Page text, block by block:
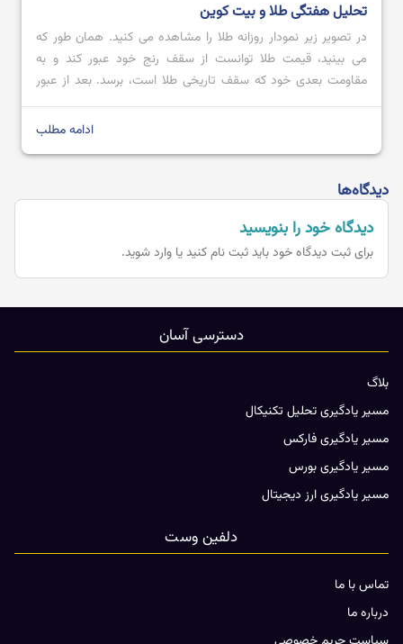
تحلیل هفتگی طلا و بیت کوین
در تصویر زیر نمودار روزانه طلا را مشاهده می کنید. همان طور که
می بینید، قیمت طلا توانست از سقف رنج خود عبور کند و به
مقاومت بعدی خود که سقف تاریخی طلا است، برسد. بعد از عبور
قیمت از محدوده مقاومتی 2728.80 تا 2711.57 با کندل صعودی
ادامه مطلب
دیدگاه‌ها
دیدگاه خود را بنویسید
برای ثبت دیدگاه خود بایدثبت نام کنید یا وارد شوید.
دسترسی آسان
بلاگ
مسیر یادگیری تحلیل تکنیکال
مسیر یادگیری فارکس
مسیر یادگیری بورس
مسیر یادگیری ارز دیجیتال
دلفین وست
تماس با ما
درباره ما